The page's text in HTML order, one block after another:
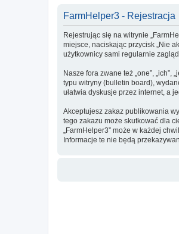
FarmHelper3 - Rejestracja
Rejestrując się na witrynie
miejsce, naciskając przycisk „Nie
użytkownicy sami regularnie
Nasze fora zwane też „one”, „ich”,
typu witryny (bulletin board),
ułatwia dyskusje przez internet, a
Akceptujesz zakaz publikowania
tego zakazu może skutkować dla
„FarmHelper3” może w każdej
Informacje te nie będą